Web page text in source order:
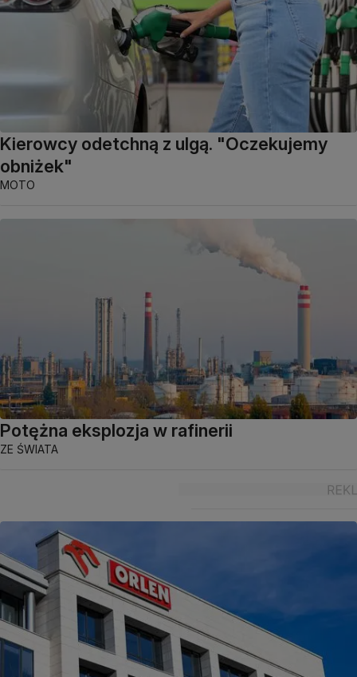
Kierowcy odetchną z ulgą. "Oczekujemy
obniżek"
MOTO
Potężna eksplozja w rafinerii
ZE ŚWIATA